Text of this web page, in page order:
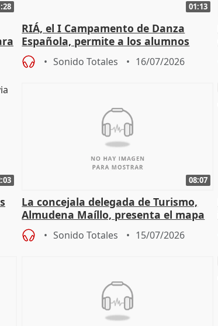
01:13
RIÁ, el I Campamento de Danza
Española, permite a los alumnos
"sacar su talento a flor de piel"
Sonido Totales 16/07/2026
08:07
La concejala delegada de Turismo,
Almudena Maíllo, presenta el mapa
'Nuevas comedias madrileñas'
Sonido Totales 15/07/2026